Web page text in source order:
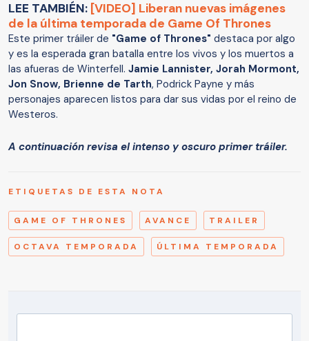
LEE TAMBIÉN: [VIDEO] Liberan nuevas imágenes
de la última temporada de Game Of Thrones
Este primer tráiler de "Game of Thrones" destaca por algo
y es la esperada gran batalla entre los vivos y los muertos a
las afueras de Winterfell. Jamie Lannister, Jorah Mormont,
Jon Snow, Brienne de Tarth, Podrick Payne y más
personajes aparecen listos para dar sus vidas por el reino de
Westeros.
A continuación revisa el intenso y oscuro primer tráiler.
ETIQUETAS DE ESTA NOTA
GAME OF THRONES AVANCE TRAILER
OCTAVA TEMPORADA ÚLTIMA TEMPORADA